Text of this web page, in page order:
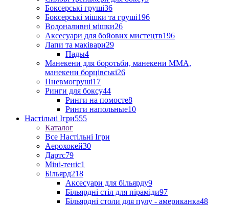
Боксерські груші36
Боксерські мішки та груші196
Водоналивні мішки26
Аксесуари для бойових мистецтв196
Лапи та маківари29
Пады4
Манекени для боротьби, манекени ММА,
манекени борцівські26
Пневмогруші17
Ринги для боксу44
Ринги на помосте8
Ринги напольные10
Настільні Ігри555
Каталог
Все Настільні Ігри
Аерохокей30
Дартс79
Міні-теніс1
Більярд218
Аксесуари для більярду9
Більярдні стіл для піраміди97
Більярдні столи для пулу - американка48